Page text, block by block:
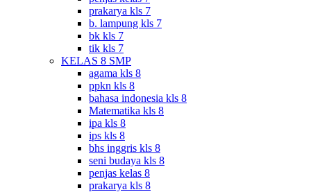
prakarya kls 7
b. lampung kls 7
bk kls 7
tik kls 7
KELAS 8 SMP
agama kls 8
ppkn kls 8
bahasa indonesia kls 8
Matematika kls 8
ipa kls 8
ips kls 8
bhs inggris kls 8
seni budaya kls 8
penjas kelas 8
prakarya kls 8